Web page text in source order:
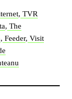
, TVR
, The
, Feeder, Visit